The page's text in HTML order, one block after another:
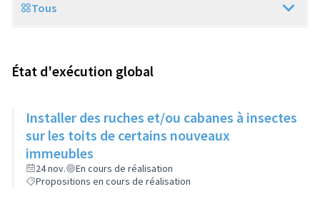
Scope
Tous
État d'exécution global
Installer des ruches et/ou cabanes à insectes
sur les toits de certains nouveaux
immeubles
24 nov.
En cours de réalisation
Propositions en cours de réalisation